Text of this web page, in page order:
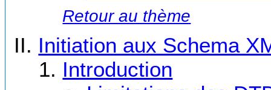
Retour au thème
Initiation aux Schema
Introduction